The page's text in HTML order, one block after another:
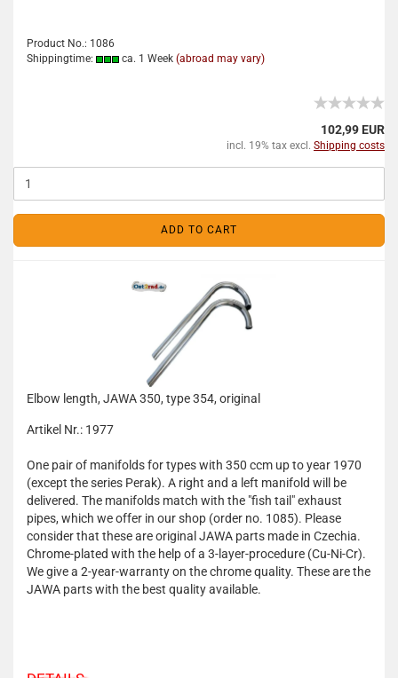
Product No.: 1086
Shippingtime:
ca. 1 Week (abroad may vary)
102,99 EUR
incl. 19% tax excl. Shipping costs
ADD TO CART
Elbow length, JAWA 350, type 354, original
Artikel Nr.: 1977
One pair of manifolds for types with 350 ccm up to year 1970
(except the series Perak). A right and a left manifold will be
delivered. The manifolds match with the "fish tail" exhaust
pipes, which we offer in our shop (order no. 1085). Please
consider that these are original JAWA parts made in Czechia.
Chrome-plated with the help of a 3-layer-procedure (Cu-Ni-Cr).
We give a 2-year-warranty on the chrome quality. These are the
JAWA parts with the best quality available.